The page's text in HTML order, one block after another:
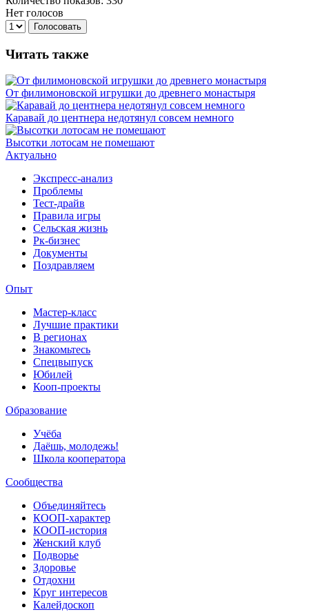
Нет голосов
Голосовать
Читать также
От филимоновской игрушки до древнего монастыря
Каравай до центнера недотянул совсем немного
Высотки лотосам не помешают
Актуально
Экспресс-анализ
Проблемы
Тест-драйв
Правила игры
Сельская жизнь
Рк-бизнес
Документы
Поздравляем
Опыт
Мастер-класс
Лучшие практики
В регионах
Знакомьтесь
Спецвыпуск
Юбилей
Кооп-проекты
Образование
Учёба
Даёшь, молодежь!
Школа кооператора
Сообщества
Объединяйтесь
КООП-характер
КООП-история
Женский клуб
Подворье
Здоровье
Отдохни
Круг интересов
Калейдоскоп